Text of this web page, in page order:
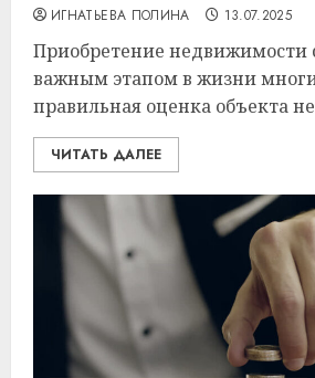
ИГНАТЬЕВА ПОЛИНА 13.07.2025
Приобретение недвижимости
важным этапом в жизни
правильная оценка объекта
ЧИТАТЬ ДАЛЕЕ